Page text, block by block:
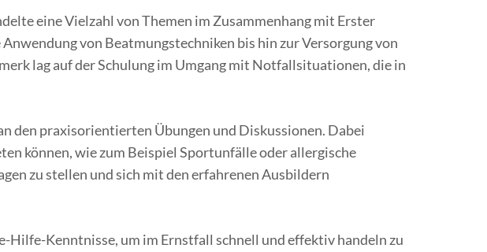
eine Vielzahl von Themen im Zusammenhang mit Erster
von Beatmungstechniken bis hin zur Versorgung von
lag auf der Schulung im Umgang mit Notfallsituationen, die in
den praxisorientierten Übungen und Diskussionen. Dabei
können, wie zum Beispiel Sportunfälle oder allergische
zu stellen und sich mit den erfahrenen Ausbildern
Kenntnisse, um im Ernstfall schnell und effektiv handeln zu